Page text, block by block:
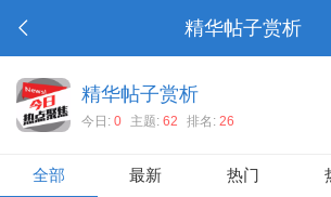
精华帖子赏析
精华帖子赏析
今日: 0 主题: 62 排名: 26
全部 最新 热门